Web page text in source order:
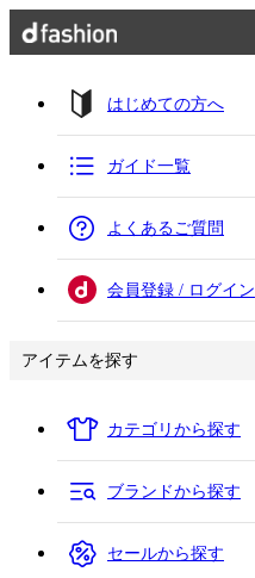
はじめての方へ
ガイド一覧
よくあるご質問
会員登録 / ログイン
アイテムを探す
カテゴリから探す
ブランドから探す
セールから探す